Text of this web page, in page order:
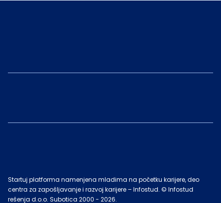
Startuj platforma namenjena mladima na početku karijere, deo
centra za zapošljavanje i razvoj karijere – Infostud. © Infostud
rešenja d.o.o. Subotica 2000 - 2026.